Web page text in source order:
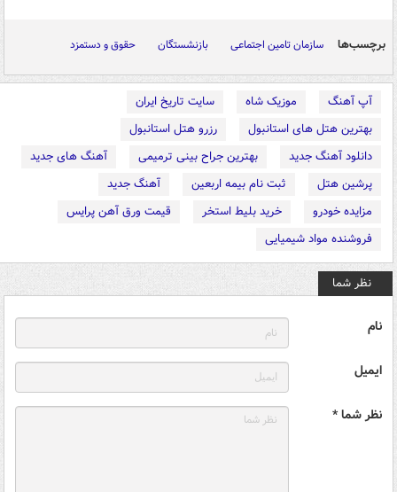
برچسب‌ها سازمان تامین اجتماعی بازنشستگان حقوق و دستمزد
آپ آهنگ موزیک شاه
سایت تاریخ ایران
بهترین هتل های استانبول
رزرو هتل استانبول
دانلود آهنگ جدید
بهترین جراح بینی ترمیمی
آهنگ های جدید
پرشین هتل
ثبت نام بیمه اربعین
آهنگ جدید
مزایده خودرو
خرید بلیط استخر
قیمت ورق آهن پرایس
فروشنده مواد شیمیایی
نظر شما
نام
ایمیل
نظر شما *